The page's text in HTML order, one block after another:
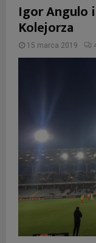
Igor Angulo
Kolejorza
15 marca 2019